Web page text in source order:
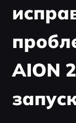
AION